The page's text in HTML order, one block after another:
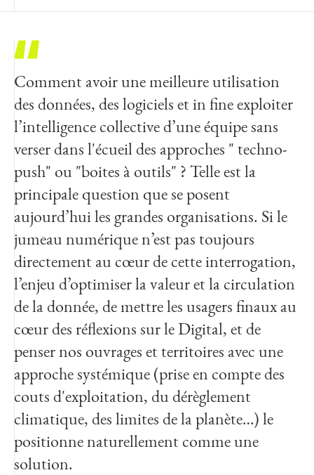
Comment avoir une meilleure utilisation
des données, des logiciels et in fine exploiter
l’intelligence collective d’une équipe sans
verser dans l'écueil des approches " techno-
push" ou "boites à outils" ? Telle est la
principale question que se posent
aujourd’hui les grandes organisations. Si le
jumeau numérique n’est pas toujours
directement au cœur de cette interrogation,
l’enjeu d’optimiser la valeur et la circulation
de la donnée, de mettre les usagers finaux au
cœur des réflexions sur le Digital, et de
penser nos ouvrages et territoires avec une
approche systémique (prise en compte des
couts d'exploitation, du dérèglement
climatique, des limites de la planète…) le
positionne naturellement comme une
solution.